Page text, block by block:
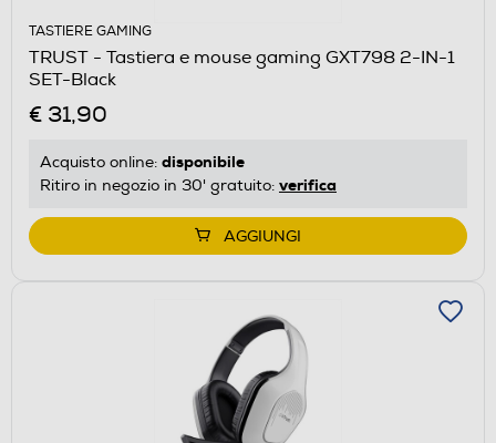
TASTIERE GAMING
TRUST - Tastiera e mouse gaming GXT798 2-IN-1
SET-Black
€ 31,90
Acquisto online: disponibile
Ritiro in negozio in 30' gratuito: verifica
AGGIUNGI